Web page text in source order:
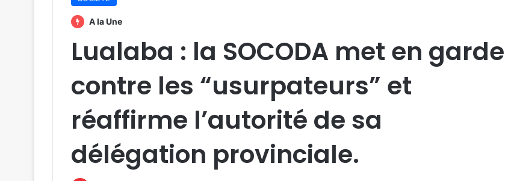
A la Une
Lualaba : la SOCODA met en garde
contre les “usurpateurs” et
réaffirme l’autorité de sa
délégation provinciale.